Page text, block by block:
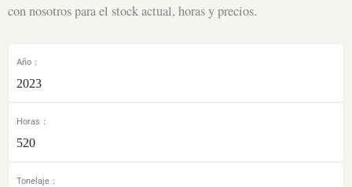
con nosotros para el stock actual, horas y precios.
Año：
2023
Horas：
520
Tonelaje：